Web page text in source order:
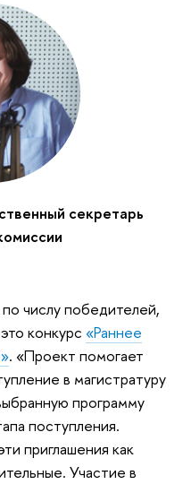
секретарь
числу победителей,
конкурс «Раннее
. «Проект помогает
в магистратуру
программу
поступления.
приглашения как
Участие в